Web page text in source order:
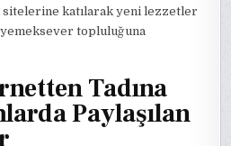
katılarak yeni lezzetler
topluluğuna
Tadına
Paylaşılan